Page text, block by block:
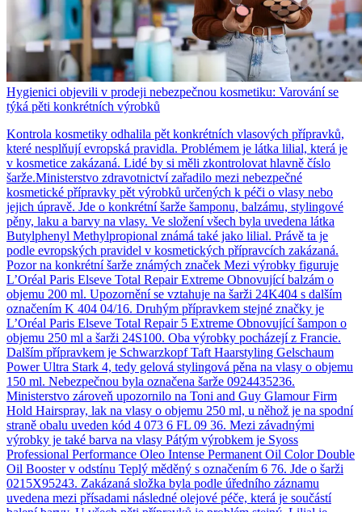
Hygienici objevili v prodeji nebezpečnou kosmetiku: Varování se
týká pěti konkrétních výrobků
Kontrola kosmetiky odhalila pět konkrétních vlasových přípravků,
které nesplňují evropská pravidla. Problémem je látka lilial, která je
v kosmetice zakázaná. Lidé by si měli zkontrolovat hlavně číslo
šarže.Ministerstvo zdravotnictví zařadilo mezi nebezpečné
kosmetické přípravky pět výrobků určených k péči o vlasy nebo
jejich úpravě. Jde o konkrétní šarže šamponu, balzámu, stylingové
pěny, laku a barvy na vlasy. Ve složení všech byla uvedena látka
Butylphenyl Methylpropional známá také jako lilial. Právě ta je
podle evropských pravidel v kosmetických přípravcích zakázaná.
Pozor na konkrétní šarže známých značek Mezi výrobky figuruje
L’Oréal Paris Elseve Total Repair Extreme Obnovující balzám o
objemu 200 ml. Upozornění se vztahuje na šarži 24K404 s dalším
označením K 404 04/16. Druhým přípravkem stejné značky je
L’Oréal Paris Elseve Total Repair 5 Extreme Obnovující šampon o
objemu 250 ml a šarži 24S100. Oba výrobky pocházejí z Francie.
Dalším přípravkem je Schwarzkopf Taft Haarstyling Gelschaum
Power Ultra Stark 4, tedy gelová stylingová pěna na vlasy o objemu
150 ml. Nebezpečnou byla označena šarže 0924435236.
Ministerstvo zároveň upozornilo na Toni and Guy Glamour Firm
Hold Hairspray, lak na vlasy o objemu 250 ml, u něhož je na spodní
straně obalu uveden kód 4 073 6 FL 09 36. Mezi závadnými
výrobky je také barva na vlasy Pátým výrobkem je Syoss
Professional Performance Oleo Intense Permanent Oil Color Double
Oil Booster v odstínu Teplý měděný s označením 6 76. Jde o šarži
0215X95243. Zakázaná složka byla podle úředního záznamu
uvedena mezi přísadami následné olejové péče, která je součástí